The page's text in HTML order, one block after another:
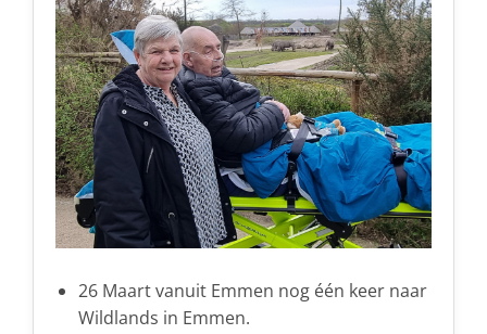
26 Maart vanuit Emmen nog één keer naar
Wildlands in Emmen.